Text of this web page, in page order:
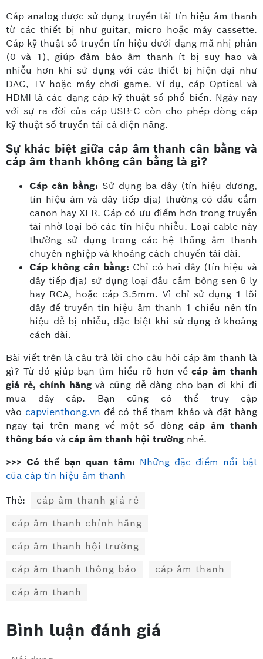
Cáp analog được sử dụng truyền tải tín hiệu âm thanh
từ các thiết bị như guitar, micro hoặc máy cassette.
Cáp kỹ thuật số truyền tín hiệu dưới dạng mã nhị phân
(0 và 1), giúp đảm bảo âm thanh ít bị suy hao và
nhiễu hơn khi sử dụng với các thiết bị hiện đại như
DAC, TV hoặc máy chơi game. Ví dụ, cáp Optical và
HDMI là các dạng cáp kỹ thuật số phổ biến. Ngày nay
với sự ra đời của cáp USB-C còn cho phép dòng cáp
kỹ thuật số truyền tải cả điện năng.
Sự khác biệt giữa cáp âm thanh cân bằng và
cáp âm thanh không cân bằng là gì?
Cáp cân bằng: Sử dụng ba dây (tín hiệu dương,
tín hiệu âm và dây tiếp địa) thường có đầu cắm
canon hay XLR. Cáp có ưu điểm hơn trong truyền
tải nhờ loại bỏ các tín hiệu nhiễu. Loại cable này
thường sử dụng trong các hệ thống âm thanh
chuyên nghiệp và khoảng cách chuyển tải dài.
Cáp không cân bằng: Chỉ có hai dây (tín hiệu và
dây tiếp địa) sử dụng loại đầu cắm bông sen 6 ly
hay RCA, hoặc cáp 3.5mm. Vì chỉ sử dụng 1 lõi
dây để truyền tín hiệu âm thanh 1 chiều nên tín
hiệu dễ bị nhiễu, đặc biệt khi sử dụng ở khoảng
cách dài.
Bài viết trên là câu trả lời cho câu hỏi cáp âm thanh là
gì? Từ đó giúp bạn tìm hiểu rõ hơn vềcáp âm thanh
giá rẻ, chính hãngvà cũng dễ dàng cho bạn ơi khi đi
mua dây cáp. Bạn cũng có thể truy cập
vào capvienthong.vn để có thể tham khảo và đặt hàng
ngay tại trên mang về một số dòngcáp âm thanh
thông báo và cáp âm thanh hội trường nhé.
>>> Có thể bạn quan tâm: Những đặc điểm nổi bật
của cáp tín hiệu âm thanh
Thẻ:
cáp âm thanh giá rẻ
cáp âm thanh chính hãng
cáp âm thanh hội trường
cáp âm thanh thông báo
cáp âm thanh
cáp âm thanh
Bình luận đánh giá